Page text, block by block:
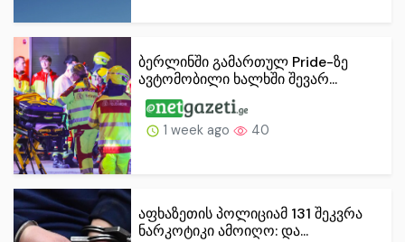
ბერლინში გამართულ Pride-ზე
ავტომობილი ხალხში შევარ...
1 week ago 40
აფხაზეთის პოლიციამ 131 შეკვრა
ნარკოტიკი ამოიღო: და...